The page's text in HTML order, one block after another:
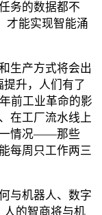
务的数据都不
才能实现智能涌
生产方式将会出
升，人们有了
前工业革命的影
在工厂流水线上
一情况——那些
每周只工作两三
与机器人、数字
人的智商将与机